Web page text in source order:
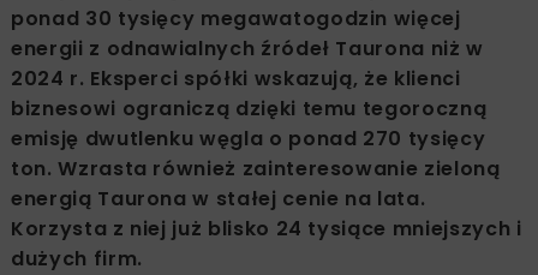
ponad 30 tysięcy megawatogodzin więcej
energii z odnawialnych źródeł Taurona niż w
2024 r. Eksperci spółki wskazują, że klienci
biznesowi ograniczą dzięki temu tegoroczną
emisję dwutlenku węgla o ponad 270 tysięcy
ton. Wzrasta również zainteresowanie zieloną
energią Taurona w stałej cenie na lata.
Korzysta z niej już blisko 24 tysiące mniejszych i
dużych firm.